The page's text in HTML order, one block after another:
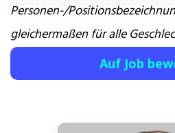
Personen-/
gleichermaßen für alle
Auf Job